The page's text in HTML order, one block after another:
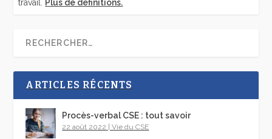
travail. Plus de définitions.
ARTICLES RÉCENTS
Procès-verbal CSE : tout savoir
22 août 2022 |Vie du CSE